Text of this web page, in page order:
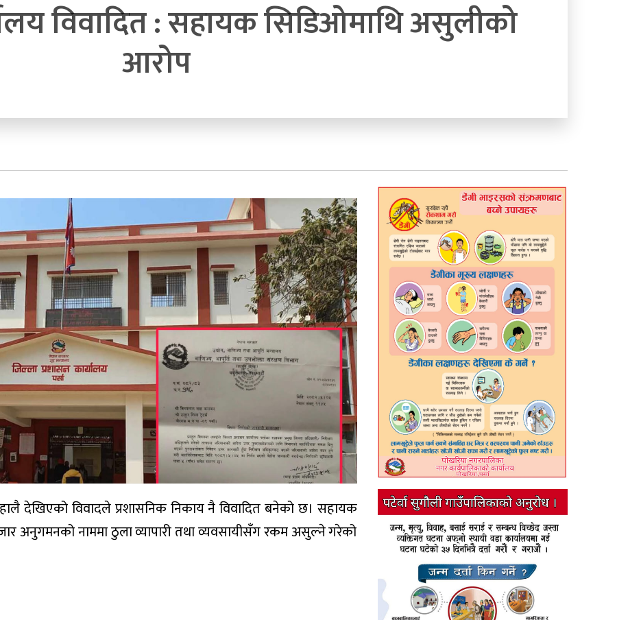
विवादित : सहायक सिडिओमाथि असुलीको
आरोप
हालै देखिएको विवादले प्रशासनिक निकाय नै विवादित बनेको छ। सहायक
अनुगमनको नाममा ठुला व्यापारी तथा व्यवसायीसँग रकम असुल्ने गरेको